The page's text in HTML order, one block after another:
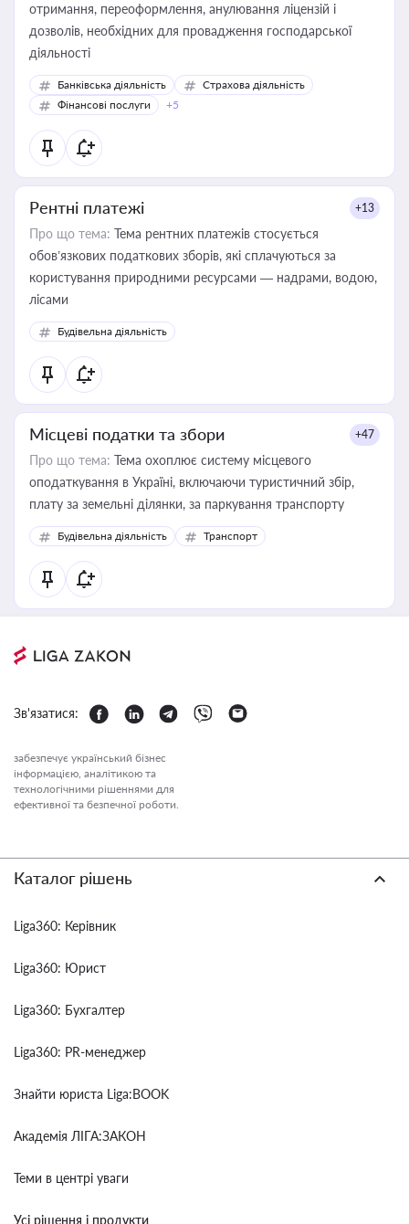
отримання, переоформлення, анулювання ліцензій і
дозволів, необхідних для провадження господарської
діяльності
Банківська діяльність
Страхова діяльність
Фінансові послуги
+5
Рентні платежі +13
Про що тема: Тема рентних платежів стосується
обов’язкових податкових зборів, які сплачуються за
користування природними ресурсами — надрами, водою,
лісами
Будівельна діяльність
Місцеві податки та збори +47
Про що тема: Тема охоплює систему місцевого
оподаткування в Україні, включаючи туристичний збір,
плату за земельні ділянки, за паркування транспорту
Будівельна діяльність Транспорт
Зв'язатися:
забезпечує український бізнес
інформацією, аналітикою та
технологічними рішеннями для
ефективної та безпечної роботи.
Каталог рішень
Liga360: Керівник
Liga360: Юрист
Liga360: Бухгалтер
Liga360: PR-менеджер
Знайти юриста Liga:BOOK
Академія ЛІГА:ЗАКОН
Теми в центрі уваги
Усі рішення і продукти